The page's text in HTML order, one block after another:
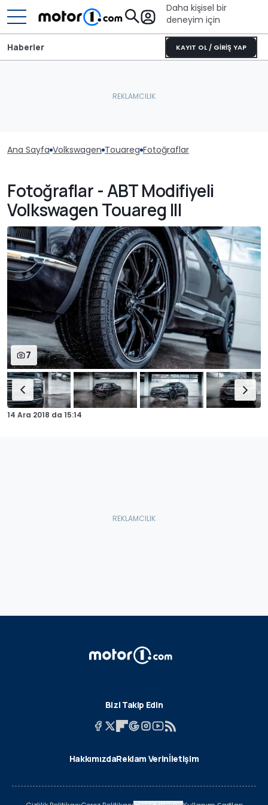
Daha kişisel bir
deneyim için
KAYIT OL / GİRİŞ YAP
Haberler
Ana Sayfa Volkswagen Touareg Fotoğraflar
Fotoğraflar - ABT Modifiyeli
Volkswagen Touareg III
7
14 Ara 2018 da 15:14
Bizi Takip Edin
HakkımızdaReklam Verinİletişim